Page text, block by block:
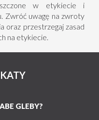
w etykiecie i
Zwróć uwagę na zwroty
oraz przestrzegaj zasad
na etykiecie.
GLEBY?